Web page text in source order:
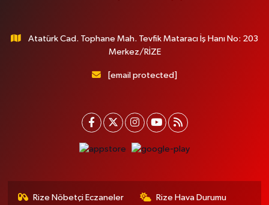
Atatürk Cad. Tophane Mah. Tevfik Mataracı İş Hanı No: 203
Merkez/RİZE
[email protected]
Rize Nöbetçi Eczaneler Rize Hava Durumu